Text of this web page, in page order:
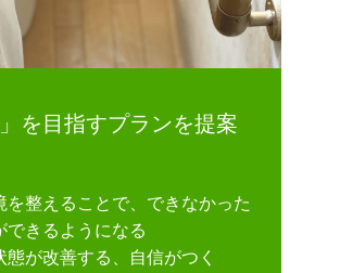
」を目指すプランを提案
を整えることで、できなかった
できるようになる
態が改善する、自信がつく